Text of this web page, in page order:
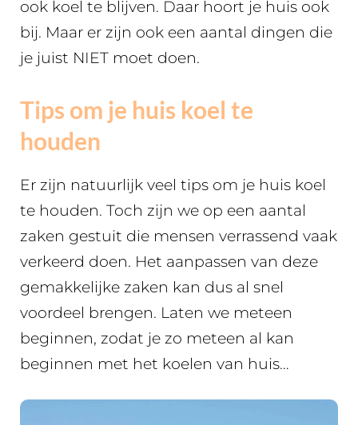
ook koel te blijven. Daar hoort je huis ook
bij. Maar er zijn ook een aantal dingen die
je juist NIET moet doen.
Tips om je huis koel te
houden
Er zijn natuurlijk veel tips om je huis koel
te houden. Toch zijn we op een aantal
zaken gestuit die mensen verrassend vaak
verkeerd doen. Het aanpassen van deze
gemakkelijke zaken kan dus al snel
voordeel brengen. Laten we meteen
beginnen, zodat je zo meteen al kan
beginnen met het koelen van huis…